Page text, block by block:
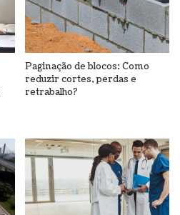
Paginação de blocos: Como
reduzir cortes, perdas e
retrabalho?